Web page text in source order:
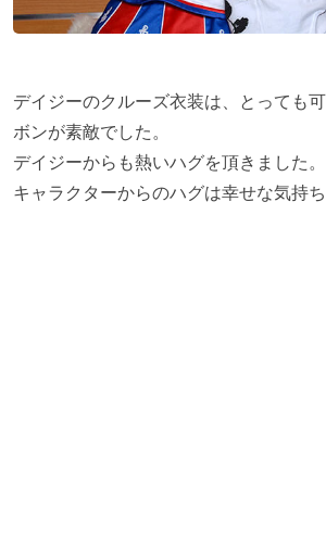
デイジーのクルーズ衣装は、とっても
ボンが素敵でした。
デイジーからも熱いハグを頂きました。
キャラクターからのハグは幸せな気持ち